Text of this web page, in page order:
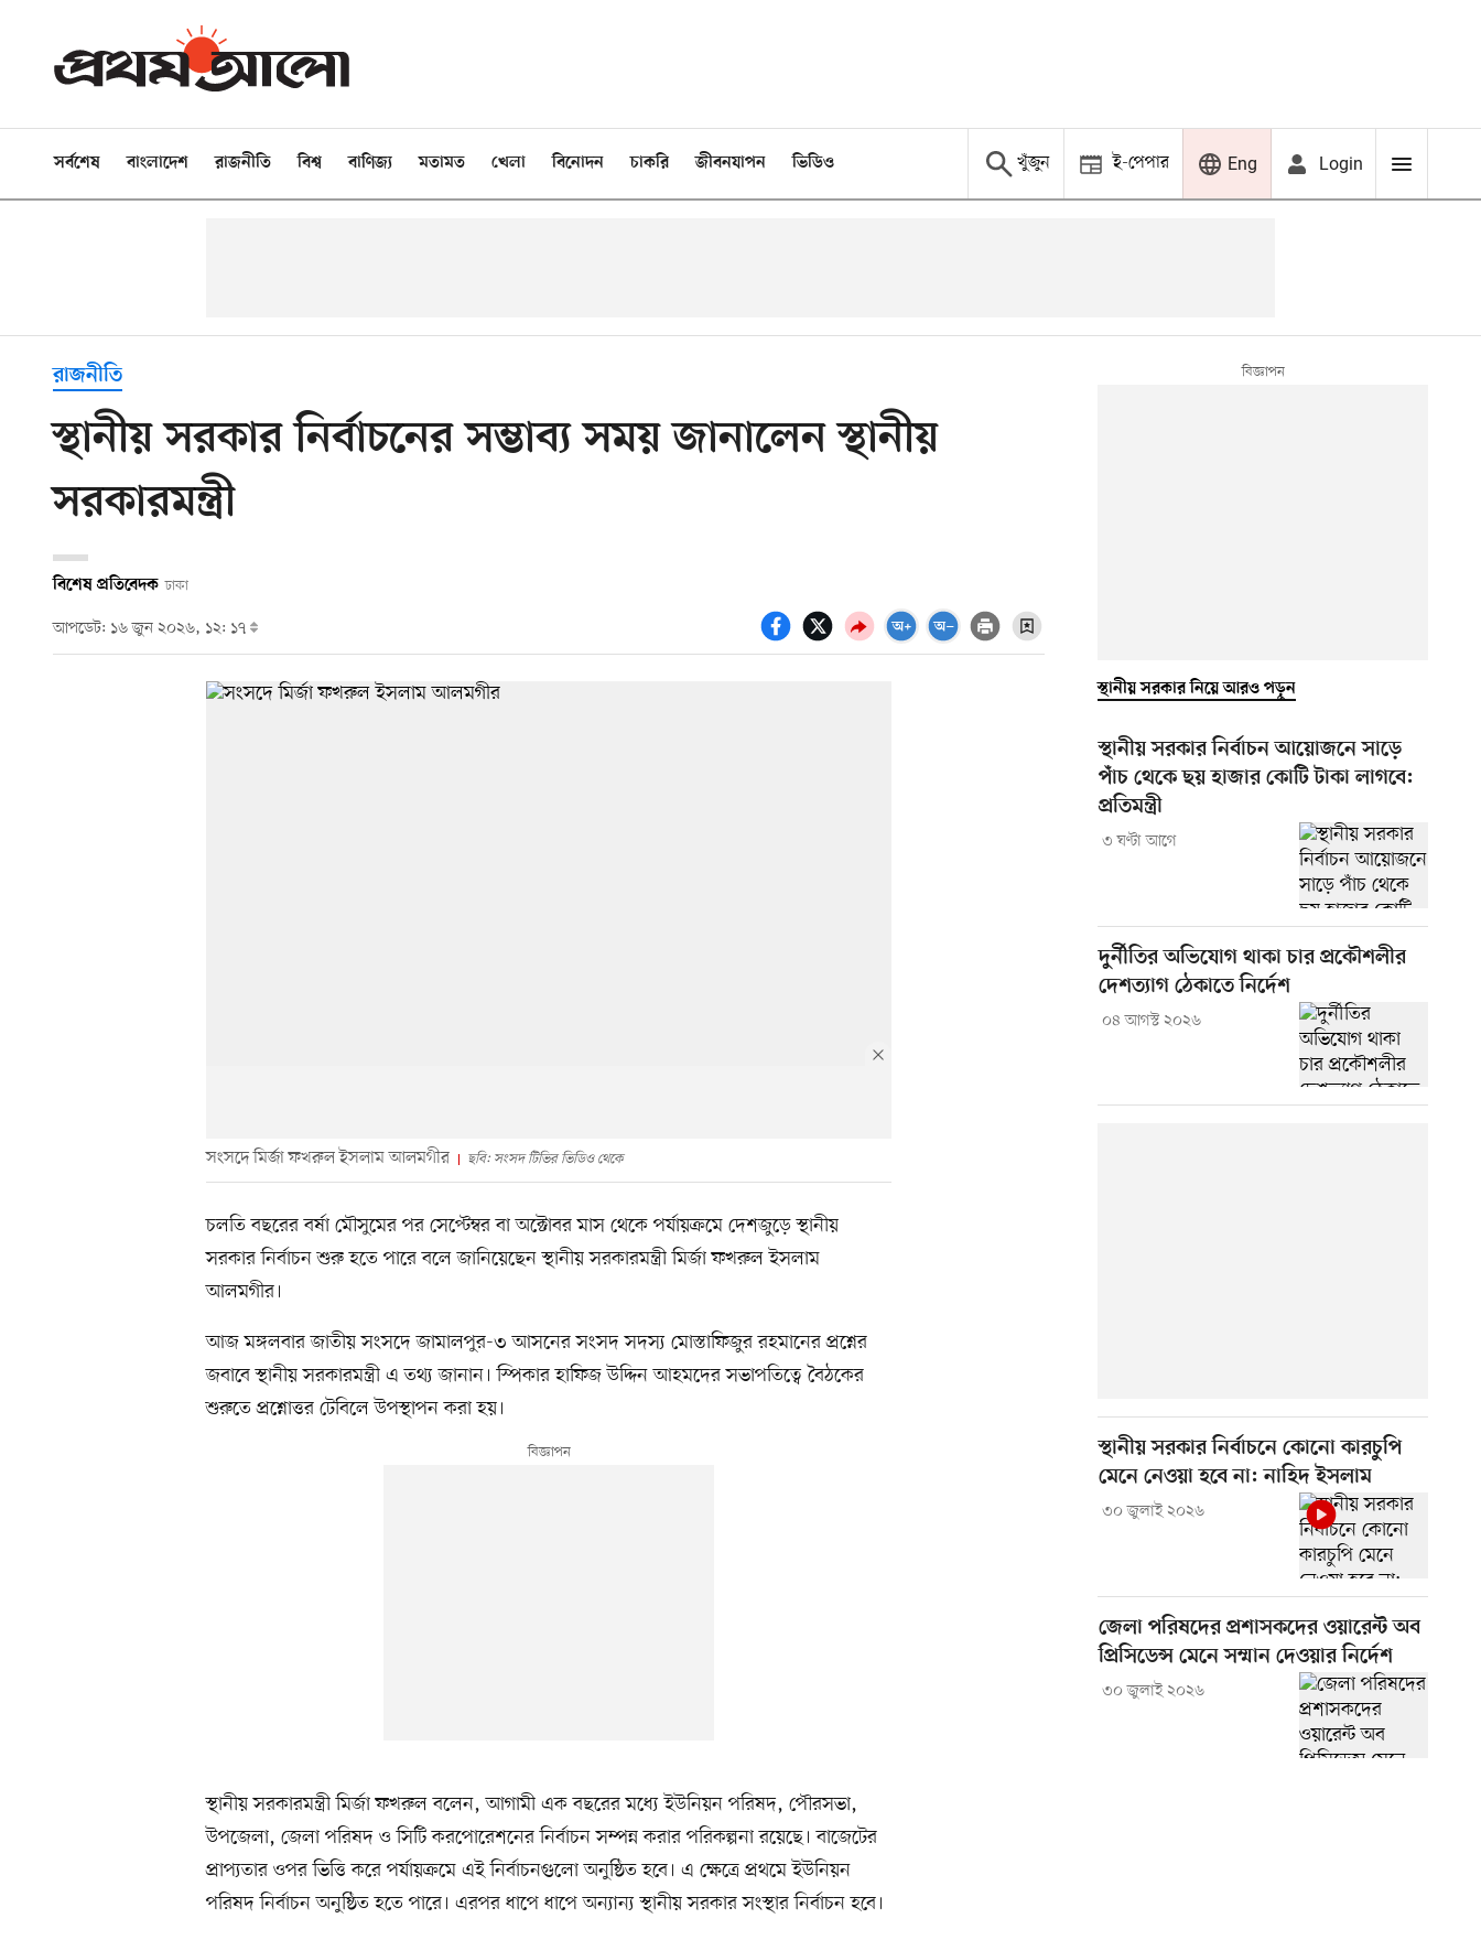
সর্বশেষ বাংলাদেশ রাজনীতি বিশ্ব বাণিজ্য মতামত খেলা বিনোদন চাকরি জীবনযাপন ভিডিও খুঁজুন ই-পেপার Eng Login
রাজনীতি
স্থানীয় সরকার নির্বাচনের সম্ভাব্য সময় জানালেন স্থানীয়
সরকারমন্ত্রী
বিশেষ প্রতিবেদক ঢাকা
আপডেট: ১৬ জুন ২০২৬, ১২: ১৭
সংসদে মির্জা ফখরুল ইসলাম আলমগীর ছবি: সংসদ টিভির ভিডিও থেকে
চলতি বছরের বর্ষা মৌসুমের পর সেপ্টেম্বর বা অক্টোবর মাস থেকে পর্যায়ক্রমে দেশজুড়ে স্থানীয়
সরকার নির্বাচন শুরু হতে পারে বলে জানিয়েছেন স্থানীয় সরকারমন্ত্রী মির্জা ফখরুল ইসলাম
আলমগীর।
আজ মঙ্গলবার জাতীয় সংসদে জামালপুর-৩ আসনের সংসদ সদস্য মোস্তাফিজুর রহমানের প্রশ্নের
জবাবে স্থানীয় সরকারমন্ত্রী এ তথ্য জানান। স্পিকার হাফিজ উদ্দিন আহমদের সভাপতিত্বে বৈঠকের
শুরুতে প্রশ্নোত্তর টেবিলে উপস্থাপন করা হয়।
স্থানীয় সরকারমন্ত্রী মির্জা ফখরুল বলেন, আগামী এক বছরের মধ্যে ইউনিয়ন পরিষদ, পৌরসভা,
উপজেলা, জেলা পরিষদ ও সিটি করপোরেশনের নির্বাচন সম্পন্ন করার পরিকল্পনা রয়েছে। বাজেটের
প্রাপ্যতার ওপর ভিত্তি করে পর্যায়ক্রমে এই নির্বাচনগুলো অনুষ্ঠিত হবে। এ ক্ষেত্রে প্রথমে ইউনিয়ন
পরিষদ নির্বাচন অনুষ্ঠিত হতে পারে। এরপর ধাপে ধাপে অন্যান্য স্থানীয় সরকার সংস্থার নির্বাচন হবে।
স্থানীয় সরকার নিয়ে আরও পড়ুন
স্থানীয় সরকার নির্বাচন আয়োজনে সাড়ে
পাঁচ থেকে ছয় হাজার কোটি টাকা লাগবে:
প্রতিমন্ত্রী
৩ ঘণ্টা আগে
দুর্নীতির অভিযোগ থাকা চার প্রকৌশলীর
দেশত্যাগ ঠেকাতে নির্দেশ
০৪ আগস্ট ২০২৬
স্থানীয় সরকার নির্বাচনে কোনো কারচুপি
মেনে নেওয়া হবে না: নাহিদ ইসলাম
৩০ জুলাই ২০২৬
জেলা পরিষদের প্রশাসকদের ওয়ারেন্ট অব
প্রিসিডেন্স মেনে সম্মান দেওয়ার নির্দেশ
৩০ জুলাই ২০২৬